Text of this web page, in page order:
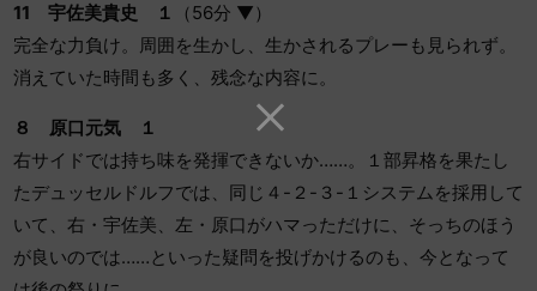
11 宇佐美貴史 １
（56分 ▼）
完全な力負け。周囲を生かし、生かされるプレーも見られず。
消えていた時間も多く、残念な内容に。
８ 原口元気 １
右サイドでは持ち味を発揮できないか……。１部昇格を果たし
たデュッセルドルフでは、同じ４-２-３-１システムを採用して
いて、右・宇佐美、左・原口がハマっただけに、そっちのほう
が良いのでは……といった疑問を投げかけるのも、今となって